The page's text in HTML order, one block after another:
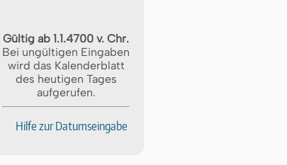
Gültig ab 1.1.4700 v. Chr.
Bei ungültigen Eingaben
wird das Kalenderblatt
des heutigen Tages
aufgerufen.
Hilfe zur Datumseingabe